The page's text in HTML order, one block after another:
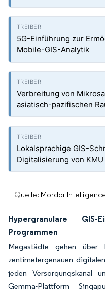
5G-Einführung zur
Mobile-GIS-Analytik
Verbreitung von
asiatisch-pazifischen
Lokalsprachige GIS-
Digitalisierung von KMU
Quelle: Mordor
Hypergranulare
Programmen
Megastädte gehen über
zentimetergenauen
jeden Versorgungskanal
Gemma-Plattform